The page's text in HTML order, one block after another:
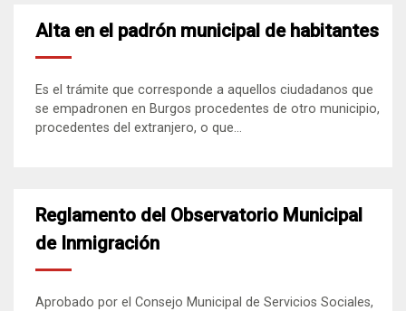
Alta en el padrón municipal de habitantes
Es el trámite que corresponde a aquellos ciudadanos que
se empadronen en Burgos procedentes de otro municipio,
procedentes del extranjero, o que...
Reglamento del Observatorio Municipal
de Inmigración
Aprobado por el Consejo Municipal de Servicios Sociales,